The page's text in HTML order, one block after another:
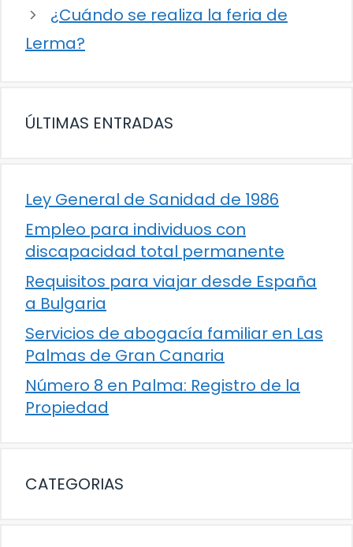
¿Cuándo se realiza la feria de
Lerma?
ÚLTIMAS ENTRADAS
Ley General de Sanidad de 1986
Empleo para individuos con
discapacidad total permanente
Requisitos para viajar desde España
a Bulgaria
Servicios de abogacía familiar en Las
Palmas de Gran Canaria
Número 8 en Palma: Registro de la
Propiedad
CATEGORIAS